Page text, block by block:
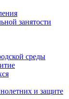
занятости
среды
и защите